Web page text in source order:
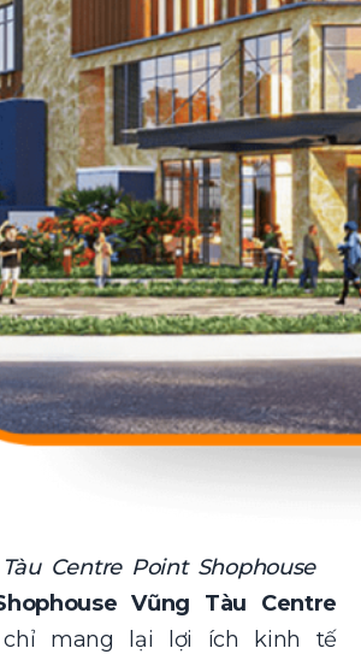
Centre Point Shophouse
Vũng Tàu Centre
mang lại lợi ích kinh tế